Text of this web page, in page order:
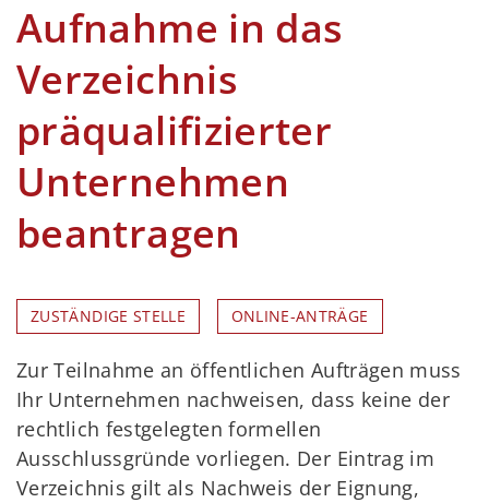
Aufnahme in das
Verzeichnis
präqualifizierter
Unternehmen
beantragen
ZUSTÄNDIGE STELLE ONLINE-ANTRÄGE
Zur Teilnahme an öffentlichen Aufträgen muss
Ihr Unternehmen nachweisen, dass keine der
rechtlich festgelegten formellen
Ausschlussgründe vorliegen. Der Eintrag im
Verzeichnis gilt als Nachweis der Eignung,